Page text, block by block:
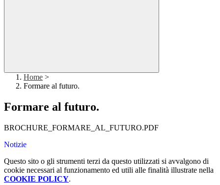
Home >
Formare al futuro.
Formare al futuro.
BROCHURE_FORMARE_AL_FUTURO.PDF
Notizie
Questo sito o gli strumenti terzi da questo utilizzati si avvalgono di
cookie necessari al funzionamento ed utili alle finalità illustrate nella
COOKIE POLICY.